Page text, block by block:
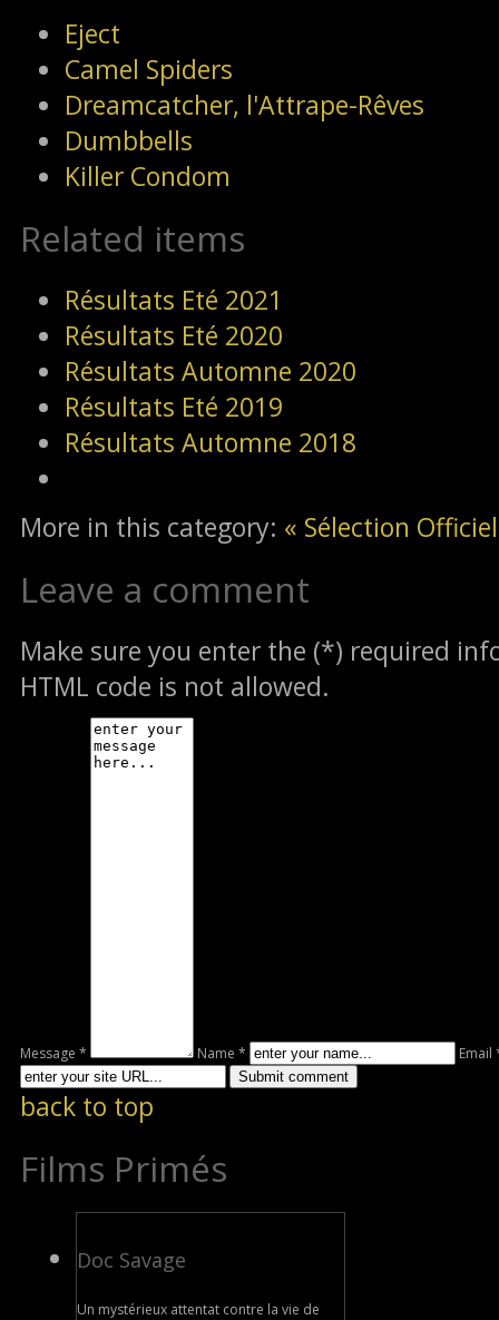
Eject
Camel Spiders
Dreamcatcher, l'Attrape-Rêves
Dumbbells
Killer Condom
Related items
Résultats Eté 2021
Résultats Eté 2020
Résultats Automne 2020
Résultats Eté 2019
Résultats Automne 2018
More in this category: « Sélection
Leave a comment
Make sure you enter the (*) required
HTML code is not allowed.
Message * Name * Email
back to top
Films Primés
Doc Savage
Un mystérieux attentat contre la vie de